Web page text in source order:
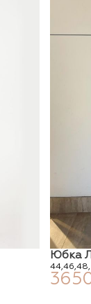
Юбка
44,46,48,